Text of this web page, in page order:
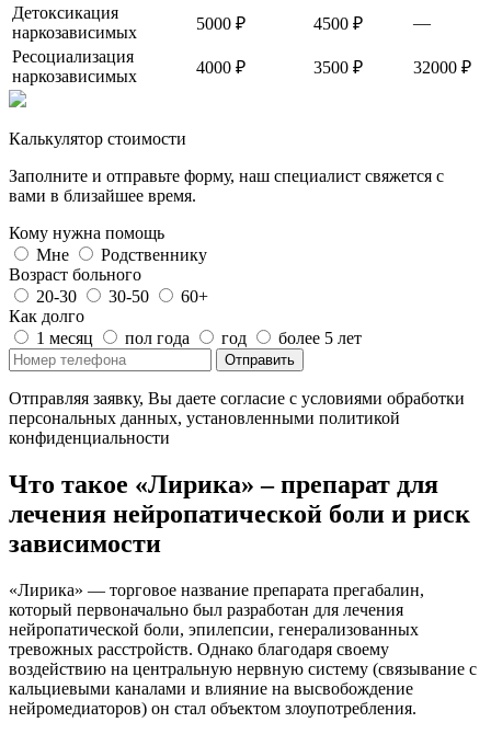
Детоксикация
наркозависимых
5000 ₽ 4500 ₽
—
Ресоциализация
наркозависимых
4000 ₽ 3500 ₽ 32000 ₽
Калькулятор стоимости
Заполните и отправьте форму, наш специалист свяжется с
вами в близайшее время.
Кому нужна помощь
Мне
Родственнику
Возраст больного
20-30
30-50
60+
Как долго
1 месяц
пол года год более 5 лет
Отправить
Отправляя заявку, Вы даете согласие с условиями обработки
персональных данных, установленными политикой
конфиденциальности
Что такое «Лирика» – препарат для
лечения нейропатической боли и риск
зависимости
«Лирика» — торговое название препарата прегабалин,
который первоначально был разработан для лечения
нейропатической боли, эпилепсии, генерализованных
тревожных расстройств. Однако благодаря своему
воздействию на центральную нервную систему (связывание с
кальциевыми каналами и влияние на высвобождение
нейромедиаторов) он стал объектом злоупотребления.